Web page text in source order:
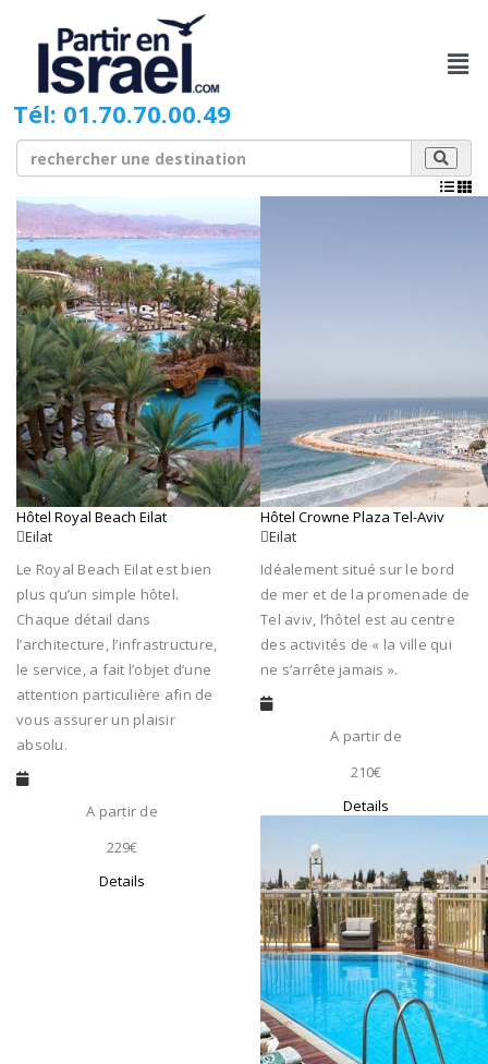
Tél: 01.70.70.00.49
Hôtel Royal Beach Eilat
Eilat
Le Royal Beach Eilat est bien
plus qu’un simple hôtel.
Chaque détail dans
l’architecture, l’infrastructure,
le service, a fait l’objet d’une
attention particulière afin de
vous assurer un plaisir
absolu.
A partir de
229€
Details
Hôtel Crowne Plaza Tel-Aviv
Eilat
Idéalement situé sur le bord
de mer et de la promenade de
Tel aviv, l’hôtel est au centre
des activités de « la ville qui
ne s’arrête jamais ».
A partir de
210€
Details